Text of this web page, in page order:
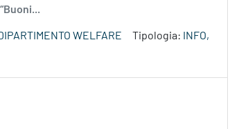
WELFARE Tipologia:
INFO,